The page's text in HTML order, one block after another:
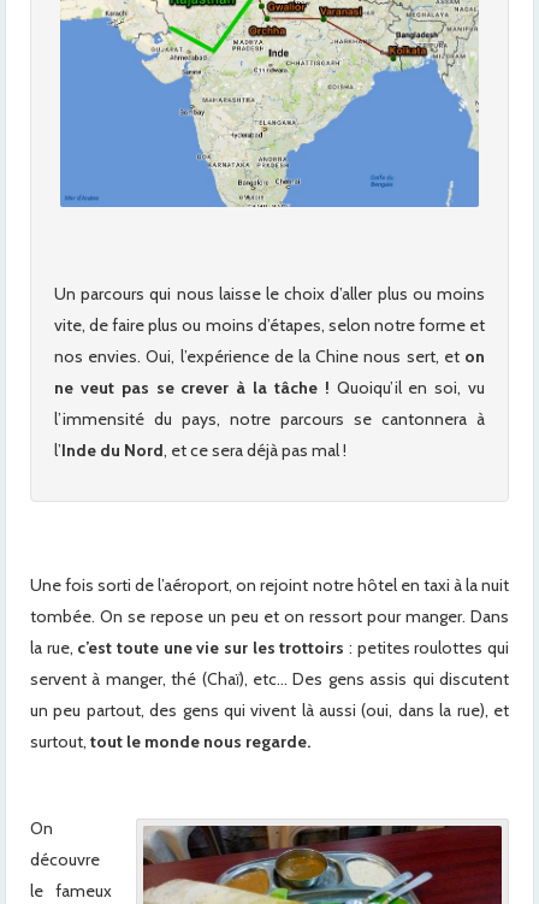
Un parcours qui nous laisse le choix d’aller plus ou moins
vite, de faire plus ou moins d’étapes, selon notre forme et
nos envies. Oui, l’expérience de la Chine nous sert, et on
ne veut pas se crever à la tâche ! Quoiqu’il en soi, vu
l’immensité du pays, notre parcours se cantonnera à
l’Inde du Nord, et ce sera déjà pas mal !
Une fois sorti de l’aéroport, on rejoint notre hôtel en taxi à la nuit
tombée. On se repose un peu et on ressort pour manger. Dans
la rue, c’est toute une vie sur les trottoirs : petites roulottes qui
servent à manger, thé (Chaï), etc… Des gens assis qui discutent
un peu partout, des gens qui vivent là aussi (oui, dans la rue), et
surtout, tout le monde nous regarde.
On
découvre
le fameux